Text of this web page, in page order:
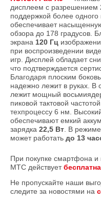
дисплеем с разрешением
поддержкой более одного
обеспечивает
обзора до 178 градусов.
экрана 120 Гц
при воспроизведении
игр. Дисплей обладает
что подтверждается
Благодаря плоским
надежно лежит в руках. В
лежит мощный
пиковой тактовой
техпроцессу 6 нм.
обеспечивают емкий
зарядка 22,5 Вт. В
может работать до 13
При покупке смартфона и
МТС действует
Не пропускайте наши
следите за новостями на